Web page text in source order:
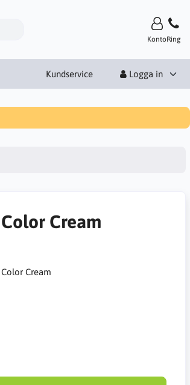
KontoRing
Kundservice Logga in
Cream
Cream